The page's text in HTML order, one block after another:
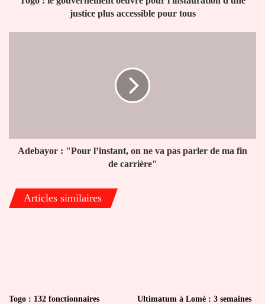
justice plus accessible pour tous
parler
de
carrière"
Adebayor : "Pour l’instant, on ne va pas parler de ma fin
de carrière"
Articles similaires
Togo : 132 fonctionnaires
Ultimatum à Lomé : 3 semaines